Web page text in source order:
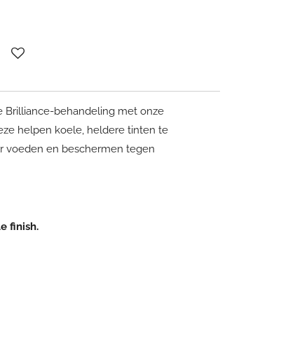
Brilliance-behandeling met onze
helpen koele, heldere tinten te
voeden en beschermen tegen
finish.